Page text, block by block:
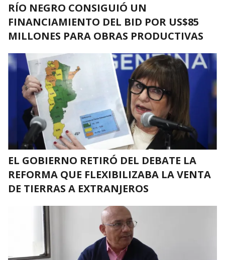
RÍO NEGRO CONSIGUIÓ UN
FINANCIAMIENTO DEL BID POR US$85
MILLONES PARA OBRAS PRODUCTIVAS
EL GOBIERNO RETIRÓ DEL DEBATE LA
REFORMA QUE FLEXIBILIZABA LA VENTA
DE TIERRAS A EXTRANJEROS